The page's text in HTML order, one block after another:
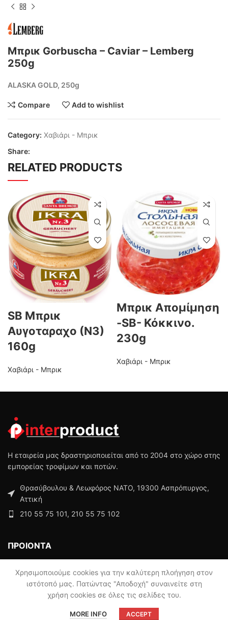
Μπρικ Gorbuscha – Caviar – Lemberg
250g
ALASKA GOLD, 250g
Compare Add to wishlist
Category: Χαβιάρι - Μπρικ
Share:
RELATED PRODUCTS
SB Μπρικ
Αυγοταραχο (Ν3)
160g
Χαβιάρι - Μπρικ
Μπρικ Απομίμηση
-SB- Κόκκινο.
230g
Χαβιάρι - Μπρικ
Η εταιρεία μας δραστηριοποιείται από το 2004 στο χώρο στης
εμπορείας τροφίμων και ποτών.
Θρασύβουλου & Λεωφόρος ΝΑΤΟ, 19300 Ασπρόπυργος,
Αττική
210 55 75 101, 210 55 75 102
ΠΡΟΙΟΝΤΑ
ΜΕΝΟΥ
Powered by Digisol
Χρησιμοποιούμε cookies για την καλύτερη πλοήγηση στον
ιστότοπό μας. Πατώντας "Αποδοχή" συναινείτε στη
χρήση cookies σε όλες τις σελίδες του.
MORE INFO ACCEPT